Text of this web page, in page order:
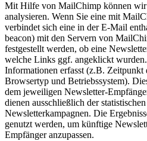
Mit Hilfe von MailChimp können wir
analysieren. Wenn Sie eine mit
verbindet sich eine in der E-Mail
beacon) mit den Servern von
festgestellt werden, ob eine
welche Links ggf. angeklickt
Informationen erfasst (z.B. Zeitpunkt
Browsertyp und Betriebssystem).
dem jeweiligen Newsletter-
dienen ausschließlich der
Newsletterkampagnen. Die
genutzt werden, um künftige
Empfänger anzupassen.